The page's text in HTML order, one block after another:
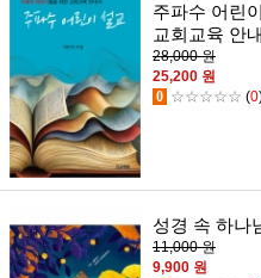
주파수 어린
교회교육 안
28,000 원
25,200 원
0 ☆☆☆☆☆ (0
성경 속 하나
11,000 원
9,900 원